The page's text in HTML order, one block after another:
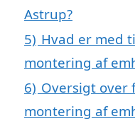
Astrup?
5) Hvad er med
montering af
6) Oversigt over
montering af